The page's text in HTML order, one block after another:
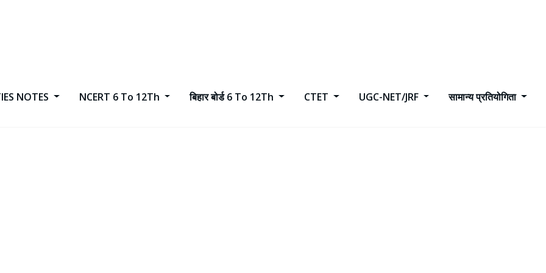
NOTES NCERT 6 To 12Th बिहार बोर्ड 6 To 12Th CTET UGC-NET/JRF सामान्य प्रतियोगिता